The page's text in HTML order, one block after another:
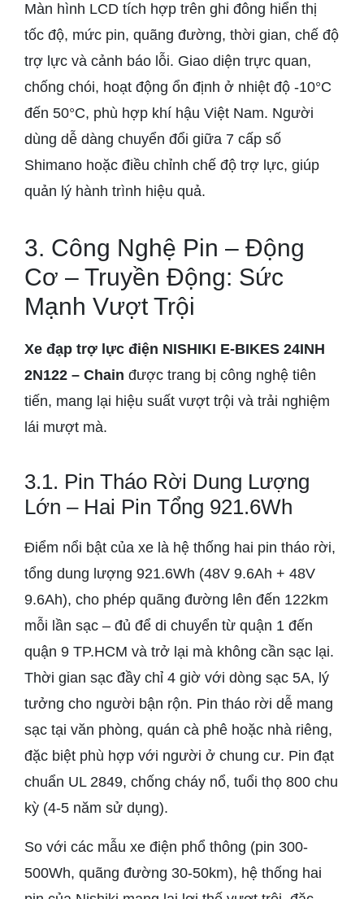
Màn hình LCD tích hợp trên ghi đông hiển thị
tốc độ, mức pin, quãng đường, thời gian, chế độ
trợ lực và cảnh báo lỗi. Giao diện trực quan,
chống chói, hoạt động ổn định ở nhiệt độ -10°C
đến 50°C, phù hợp khí hậu Việt Nam. Người
dùng dễ dàng chuyển đổi giữa 7 cấp số
Shimano hoặc điều chỉnh chế độ trợ lực, giúp
quản lý hành trình hiệu quả.
3. Công Nghệ Pin – Động
Cơ – Truyền Động: Sức
Mạnh Vượt Trội
Xe đạp trợ lực điện NISHIKI E-BIKES 24INH
2N122 – Chain được trang bị công nghệ tiên
tiến, mang lại hiệu suất vượt trội và trải nghiệm
lái mượt mà.
3.1. Pin Tháo Rời Dung Lượng
Lớn – Hai Pin Tổng 921.6Wh
Điểm nổi bật của xe là hệ thống hai pin tháo rời,
tổng dung lượng 921.6Wh (48V 9.6Ah + 48V
9.6Ah), cho phép quãng đường lên đến 122km
mỗi lần sạc – đủ để di chuyển từ quận 1 đến
quận 9 TP.HCM và trở lại mà không cần sạc lại.
Thời gian sạc đầy chỉ 4 giờ với dòng sạc 5A, lý
tưởng cho người bận rộn. Pin tháo rời dễ mang
sạc tại văn phòng, quán cà phê hoặc nhà riêng,
đặc biệt phù hợp với người ở chung cư. Pin đạt
chuẩn UL 2849, chống cháy nổ, tuổi thọ 800 chu
kỳ (4-5 năm sử dụng).
So với các mẫu xe điện phổ thông (pin 300-
500Wh, quãng đường 30-50km), hệ thống hai